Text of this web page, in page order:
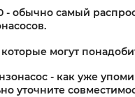
- обычно самый
могут
- как уже
уточните